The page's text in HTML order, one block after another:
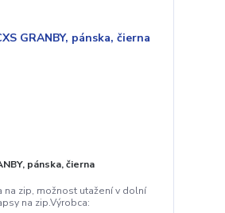
pánska, čierna
na zip, možnost utažení v dolní
na zip.Výrobca: